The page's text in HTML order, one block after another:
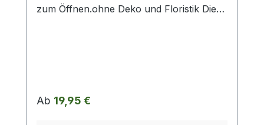
zum Öffnen.ohne Deko und Floristik Die
Teelichtern und Vasen schaffen
Regulärer Preis:
Ab 19,95 €